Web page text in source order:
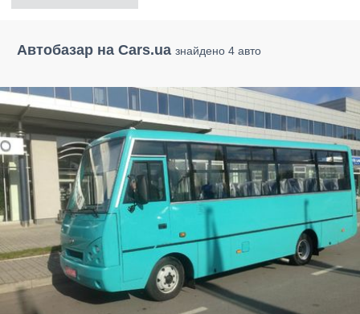
Автобазар на Cars.ua знайдено 4 авто